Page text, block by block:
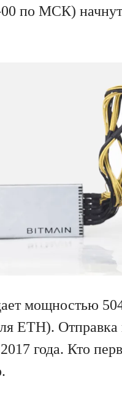
по МСК)
мощностью
ETH). Отправка
года. Кто